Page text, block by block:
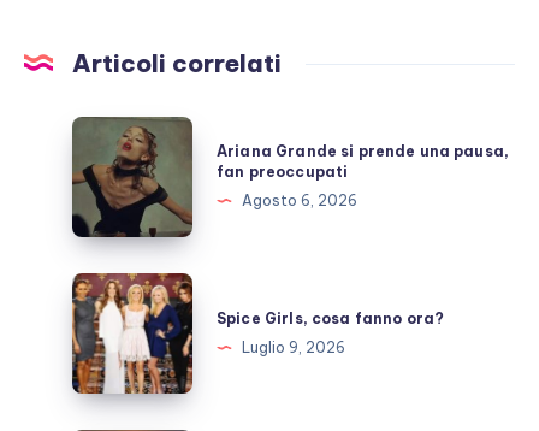
Articoli correlati
Ariana
Grande
si
prende
una
pausa,
fan
preoccupati
Ariana Grande si prende una pausa,
fan preoccupati
Agosto 6, 2026
Spice
Girls,
cosa
fanno
ora?
Spice Girls, cosa fanno ora?
Luglio 9, 2026